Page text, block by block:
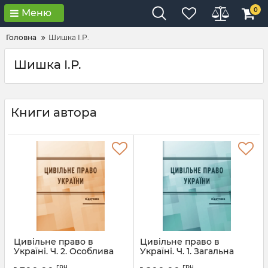
Меню 0
Головна Шишка І.Р.
Шишка І.Р.
Книги автора
Цивільне право в
Україні. Ч. 2. Особлива
Цивільне право в
Україні. Ч. 1. Загальна